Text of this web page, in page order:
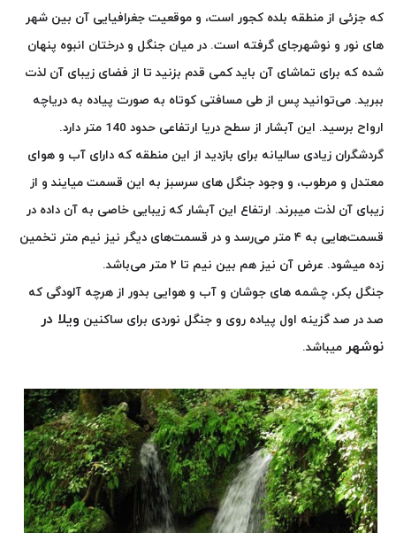
که جزئی از منطقه بلده کجور است، و موقعیت جغرافیایی آن بین شهر
های نور و نوشهرجای گرفته است. در میان جنگل و درختان انبوه پنهان
شده که برای تماشای آن باید کمی قدم بزنید تا از فضای زیبای آن لذت
ببرید. می‌توانید پس از طی مسافتی کوتاه به صورت پیاده به دریاچه
ارواح برسید. این آبشار از سطح دریا ارتفاعی حدود 140 متر دارد.
گردشگران زیادی سالیانه برای بازدید از این منطقه که دارای آب و هوای
معتدل و مرطوب، و وجود جنگل های سرسبز به این قسمت میایند و از
زیبای آن لذت میبرند. ارتفاع این آبشار که زیبایی خاصی به آن داده در
قسمت‌هایی به ۴ متر می‌رسد و در قسمت‌های دیگر نیز نیم متر تخمین
زده میشود. عرض آن نیز هم بین نیم تا ۲ متر می‌باشد.
جنگل بکر، چشمه های جوشان و آب و هوایی بدور از هرچه آلودگی که
صد در صد گزینه اول پیاده روی و جنگل نوردی برای ساکنین ویلا در
نوشهر میباشد.